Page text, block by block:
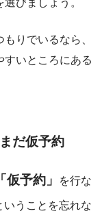
びましょう。
りでいるなら、
すいところにある
だ仮予約
「仮予約」 を行な
いうことを忘れな